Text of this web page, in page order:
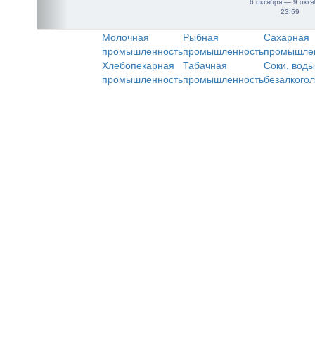
23:59
Молочная
промышленность
Рыбная
промышленность
Сахарная
Хлебопекарная
промышленность
Табачная
промышленность
Соки,